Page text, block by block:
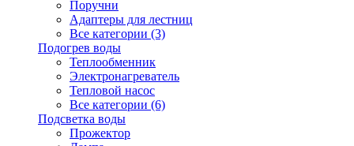
Поручни
Адаптеры для лестниц
Все категории (3)
Подогрев воды
Теплообменник
Электронагреватель
Тепловой насос
Все категории (6)
Подсветка воды
Прожектор